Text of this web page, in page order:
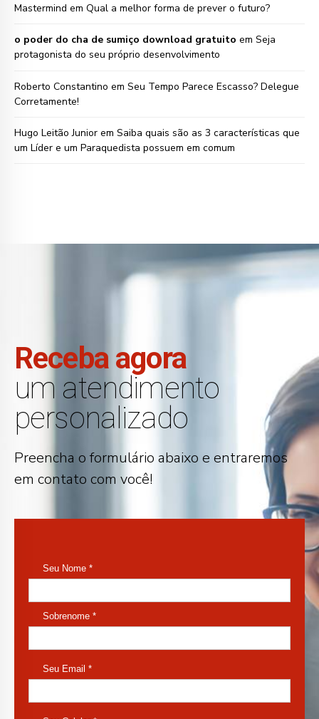
Mastermind em Qual a melhor forma de prever o futuro?
o poder do cha de sumiço download gratuito em Seja
protagonista do seu próprio desenvolvimento
Roberto Constantino em Seu Tempo Parece Escasso? Delegue
Corretamente!
Hugo Leitão Junior em Saiba quais são as 3 características que
um Líder e um Paraquedista possuem em comum
Receba agora
um atendimento
personalizado
Preencha o formulário abaixo e entraremos
em contato com você!